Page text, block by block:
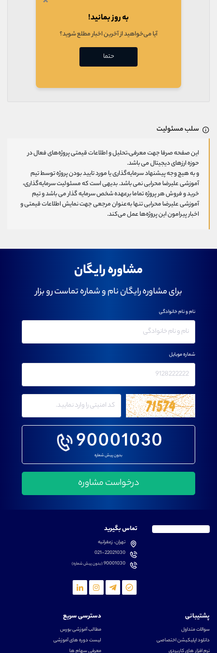
سلب مسئولیت
این صفحه صرفا جهت معرفی،تحلیل و اطلاعات قیمتی پروژه‌های فعال در
حوزه ارزهای دیجیتال می باشد.
و به هیچ وجه پیشنهاد سرمایه‌گذاری یا مورد تایید بودن پروژه توسط تیم
آموزشی علیرضا محرابی نمی باشد. بدیهی است که مسئولیت سرمایه‌گذاری،
خرید و فروش هر پروژه تماما برعهده شخص سرمایه گذار می باشد و تیم
آموزشی علیرضا محرابی تنها به‌عنوان مرجعی جهت نمایش اطلاعات قیمتی و
اخبار پیرامون این پروژه‌‌ها عمل می‌کند.
مشاوره رایگان
برای مشاوره رایگان نام و شماره تماست رو بزار
90001030
بدون پیش شماره
نام و نام خانوادگی
شماره موبایل
تماس بگیرید
تهران، زعفرانیه
021-22021030
90001030(بدون پیش شماره)
پشتیبانی
سوالات متداول
دانلود اپلیکیشن اختصاصی
نرم افزار های کاربردی
دسترسی سریع
مطالب آموزشی بورس
لیست دوره های آموزشی
معرفی سهام ها
به روز بمانید!
آیا می‌خواهید از آخرین اخبار مطلع شوید؟
حتما